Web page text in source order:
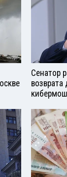
Сенатор
возврата